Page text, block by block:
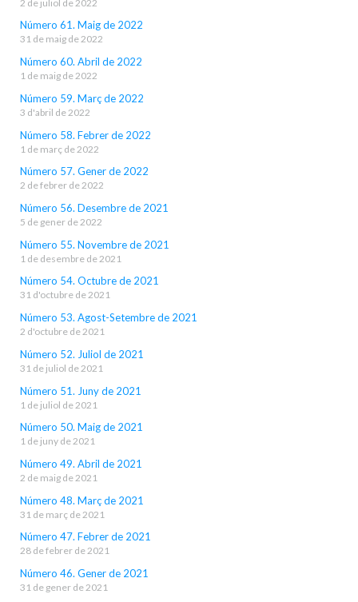
2 de juliol de 2022
Número 61. Maig de 2022
31 de maig de 2022
Número 60. Abril de 2022
1 de maig de 2022
Número 59. Març de 2022
3 d'abril de 2022
Número 58. Febrer de 2022
1 de març de 2022
Número 57. Gener de 2022
2 de febrer de 2022
Número 56. Desembre de 2021
5 de gener de 2022
Número 55. Novembre de 2021
1 de desembre de 2021
Número 54. Octubre de 2021
31 d'octubre de 2021
Número 53. Agost-Setembre de 2021
2 d'octubre de 2021
Número 52. Juliol de 2021
31 de juliol de 2021
Número 51. Juny de 2021
1 de juliol de 2021
Número 50. Maig de 2021
1 de juny de 2021
Número 49. Abril de 2021
2 de maig de 2021
Número 48. Març de 2021
31 de març de 2021
Número 47. Febrer de 2021
28 de febrer de 2021
Número 46. Gener de 2021
31 de gener de 2021